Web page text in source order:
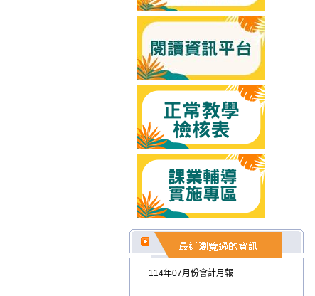
114年07月份會計月報